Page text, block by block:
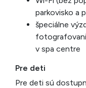
parkovisko a
špeciálne
v spa centre
Pre deti
Pre deti sú